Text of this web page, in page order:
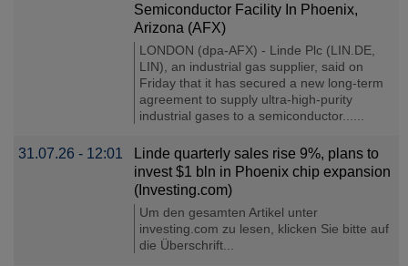
Semiconductor Facility In Phoenix,
Arizona (AFX)
LONDON (dpa-AFX) - Linde Plc (LIN.DE,
LIN), an industrial gas supplier, said on
Friday that it has secured a new long-term
agreement to supply ultra-high-purity
industrial gases to a semiconductor......
31.07.26 - 12:01
Linde quarterly sales rise 9%, plans to
invest $1 bln in Phoenix chip expansion
(Investing.com)
Um den gesamten Artikel unter
investing.com zu lesen, klicken Sie bitte auf
die Überschrift...